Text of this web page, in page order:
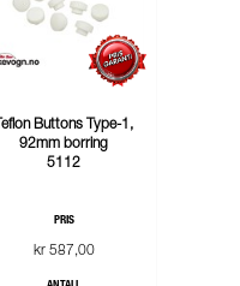
Teflon Buttons Type-1,
92mm borring
5112
PRIS
kr 587,00